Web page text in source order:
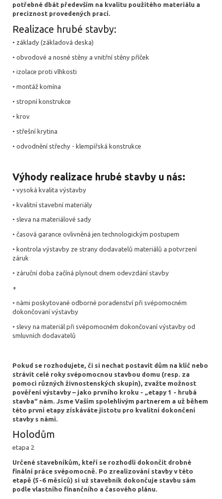
potřebné dbát především na kvalitu použitého materiálu a
preciznost provedených prací.
Realizace hrubé stavby:
• základy (základová deska)
• obvodové a nosné stěny a vnitřní stěny příček
• izolace proti vlhkosti
• montáž komína
• stropní konstrukce
• krov
• střešní krytina
• odvodnění střechy - klempířská konstrukce
Výhody realizace hrubé stavby u nás:
• vysoká kvalita výstavby
• kvalitní stavební materiály
• sleva na materiálové sady
• časová garance ovlivněná jen technologickým postupem
• kontrola výstavby ze strany dodavatelů materiálů a potvrzení
záruk
• záruční doba začíná plynout dnem odevzdání stavby
+
• námi poskytované odborné poradenství při svépomocném
dokončovaní výstavby
• slevy na materiál při svépomocném dokončovaní výstavby od
smluvních dodavatelů
Pokud se rozhodujete, či si nechat postavit dům na klíč nebo
strávit celé roky svépomocnou stavbou domu (resp. za
pomoci různých živnostenských skupin), zvažte možnost
pověření výstavby – jako prvního kroku - „etapy 1 - hrubá
stavba“ nám. Jsme Vaším spolehlivým partnerem a už během
této první etapy získáváte jistotu pro kvalitní dokončení
stavby s námi.
Holodům
etapa 2
Určené stavebníkům, kteří se rozhodli dokončit drobné
finální práce svépomocně. Po zrealizování stavby v této
etapě (5-6 měsíců) si už stavebník dokončuje stavbu sám
podle vlastního finančního a časového plánu.